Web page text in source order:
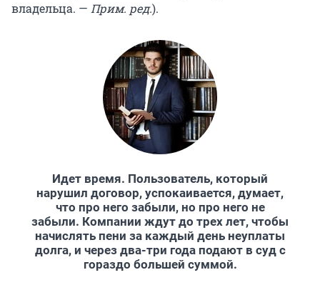
владельца. — Прим. ред.).
Идет время. Пользователь, который
нарушил договор, успокаивается, думает,
что про него забыли, но про него не
забыли. Компании ждут до трех лет, чтобы
начислять пени за каждый день неуплаты
долга, и через два-три года подают в суд с
гораздо большей суммой.